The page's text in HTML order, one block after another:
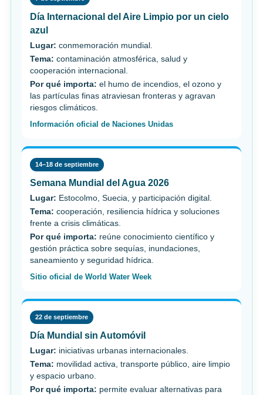
Día Internacional del Aire Limpio por un cielo
azul
Lugar: conmemoración mundial.
Tema: contaminación atmosférica, salud y
cooperación internacional.
Por qué importa: el humo de incendios, el ozono y
las partículas finas atraviesan fronteras y agravan
riesgos climáticos.
Información oficial de Naciones Unidas
14–18 de septiembre
Semana Mundial del Agua 2026
Lugar: Estocolmo, Suecia, y participación digital.
Tema: cooperación, resiliencia hídrica y soluciones
frente a crisis climáticas.
Por qué importa: reúne conocimiento científico y
gestión práctica sobre sequías, inundaciones,
saneamiento y seguridad hídrica.
Sitio oficial de World Water Week
22 de septiembre
Día Mundial sin Automóvil
Lugar: iniciativas urbanas internacionales.
Tema: movilidad activa, transporte público, aire limpio
y espacio urbano.
Por qué importa: permite evaluar alternativas para